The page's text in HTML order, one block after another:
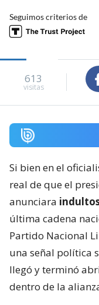
Seguimos criterios de
613
visitas
Si bien en el
real de que el
anunciara
última cadena
Partido Nacional
una señal política
llegó y terminó
dentro de la